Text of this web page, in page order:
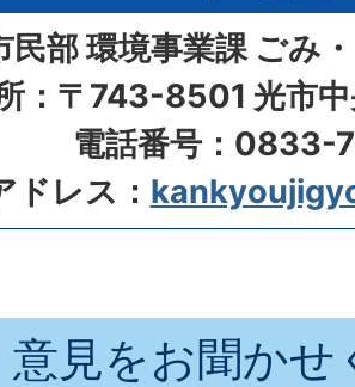
民部 環境事業課 ごみ
：〒743-8501 光市中
電話番号：0833-
ドレス：
意見をお聞かせ